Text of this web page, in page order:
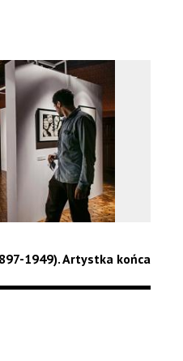
1949). Artystka końca